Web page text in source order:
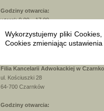
Wykorzystujemy pliki
Cookies zmieniając ustawienia
Godziny otwarcia:
wtorek 9.00 – 17.00
sobota 16.00 - 18.00
Filia Kancelarii Adwokackiej w
ul. Kościuszki 28
64-700 Czarnków
Godziny otwarcia: